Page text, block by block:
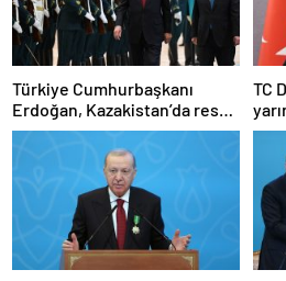
Türkiye Cumhurbaşkanı
Erdoğan, Kazakistan’da resmi
törenle karşılandı
TC